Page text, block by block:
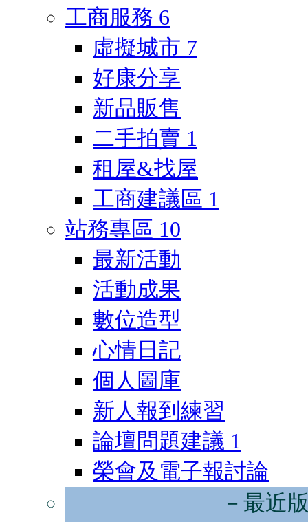
工商服務 6
虛擬城市 7
好康分享
新品販售
二手拍賣 1
租屋&找屋
工商建議區 1
站務專區 10
最新活動
活動成果
數位造型
心情日記
個人圖庫
新人報到練習
論壇問題建議 1
榮會及電子報討論
－最近